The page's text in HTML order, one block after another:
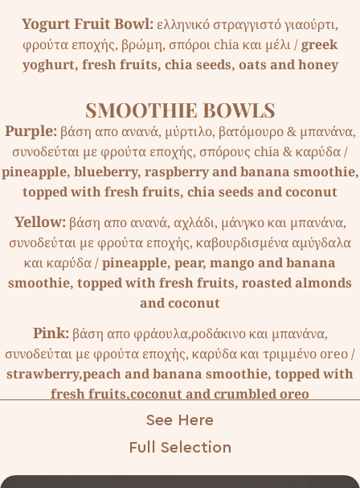
Yogurt Fruit Bowl: ελληνικό στραγγιστό γιαούρτι,
φρούτα εποχής, βρώµη, σπόροι chia και µέλι /greek
yoghurt, fresh fruits, chia seeds, oats and honey
SMOOTHIE BOWLS
Purple:βάση απο ανανά, µύρτιλο, βατόµουρο & µπανάνα,
συνοδεύται µε φρούτα εποχής, σπόρους chia & καρύδα /
pineapple, blueberry, raspberry and banana smoothie,
topped with fresh fruits, chia seeds and coconut
Yellow:βάση απο ανανά, αχλάδι, µάνγκο και µπανάνα,
συνοδεύται µε φρούτα εποχής, καβουρδισµένα αµύγδαλα
και καρύδα /pineapple, pear, mango and banana
smoothie, topped with fresh fruits, roasted almonds
and coconut
Pink: βάση απο φράουλα,ροδάκινο και µπανάνα,
συνοδεύται µε φρούτα εποχής, καρύδα και τριµµένο oreo /
strawberry,peach and banana smoothie, topped with
fresh fruits,coconut and crumbled oreo
See Here
Full Selection